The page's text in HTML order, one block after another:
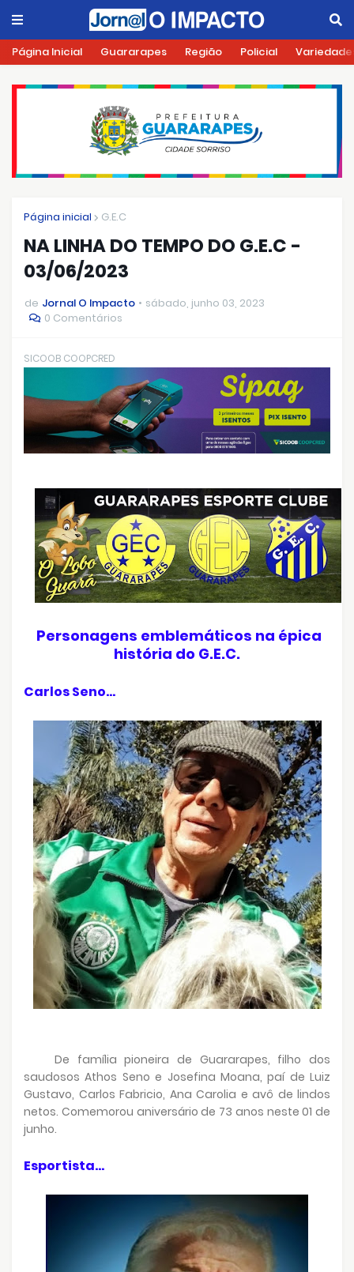
Página Inicial Guararapes Região Policial
Página inicial G.E.C
NA LINHA DO TEMPO DO G.E.C -
03/06/2023
de Jornal O Impacto
sábado, junho 03, 2023
0 Comentários
SICOOB COOPCRED
Personagens emblemáticos na épica
história do G.E.C.
Carlos Seno...
De família pioneira de Guararapes, filho dos
saudosos Athos Seno e Josefina Moana, paí de Luiz
Gustavo, Carlos Fabricio, Ana Carolia e avô de lindos
netos. Comemorou aniversário de 73 anos neste 01 de
junho.
Esportista...